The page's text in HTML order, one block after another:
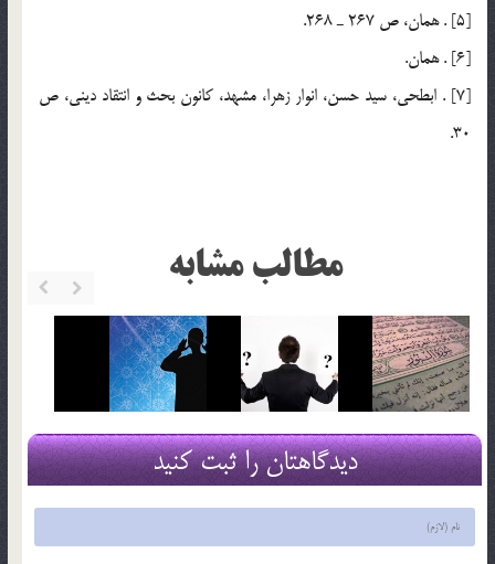
[5] . همان، ص 267 ـ 268.
[6] . همان.
[7] . ابطحي، سيد حسن، انوار زهرا، مشهد، كانون بحث و انتقاد ديني، ص
30.
مطالب مشابه
دیدگاهتان را ثبت کنید